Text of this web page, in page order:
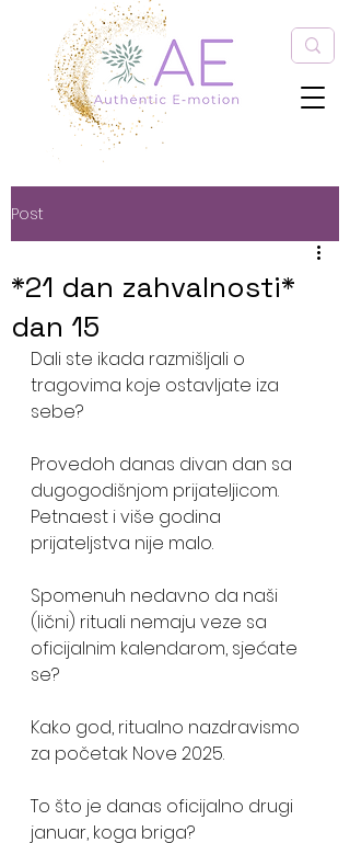
Post
*21 dan zahvalnosti*
dan 15
Dali ste ikada razmišljali o
tragovima koje ostavljate iza
sebe?
Provedoh danas divan dan sa
dugogodišnjom prijateljicom.
Petnaest i više godina
prijateljstva nije malo.
Spomenuh nedavno da naši
(lični) rituali nemaju veze sa
oficijalnim kalendarom, sjećate
se?
Kako god, ritualno nazdravismo
za početak Nove 2025.
To što je danas oficijalno drugi
januar, koga briga?